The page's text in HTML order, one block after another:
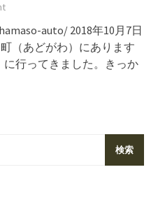
auto/ 2018年10月7日
（あどがわ）にあります
に行ってきました。きっか